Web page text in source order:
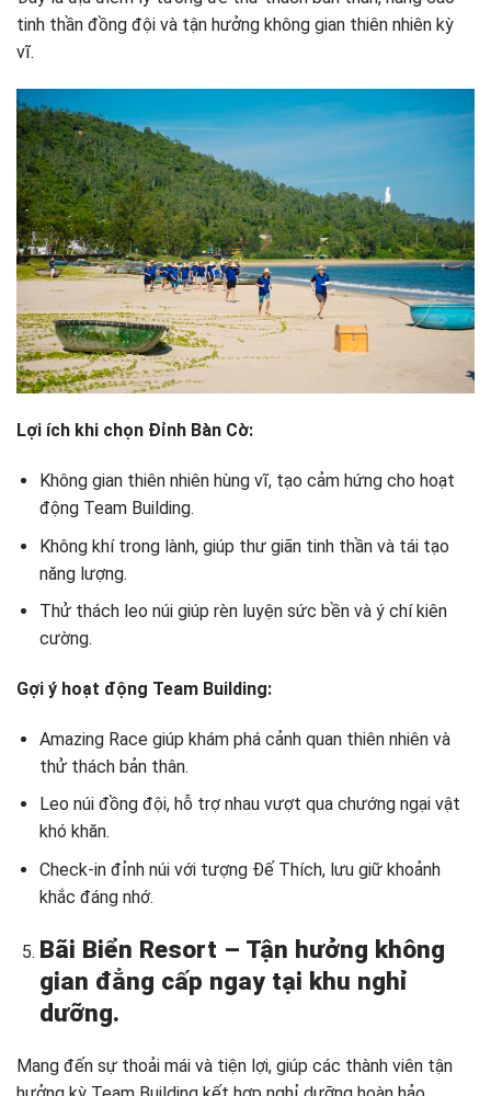
tinh thần đồng đội và tận hưởng không gian thiên nhiên kỳ
vĩ.
Lợi ích khi chọn Đỉnh Bàn Cờ:
Không gian thiên nhiên hùng vĩ, tạo cảm hứng cho hoạt
động Team Building.
Không khí trong lành, giúp thư giãn tinh thần và tái tạo
năng lượng.
Thử thách leo núi giúp rèn luyện sức bền và ý chí kiên
cường.
Gợi ý hoạt động Team Building:
Amazing Race giúp khám phá cảnh quan thiên nhiên và
thử thách bản thân.
Leo núi đồng đội, hỗ trợ nhau vượt qua chướng ngại vật
khó khăn.
Check-in đỉnh núi với tượng Đế Thích, lưu giữ khoảnh
khắc đáng nhớ.
Bãi Biển Resort – Tận hưởng không
gian đẳng cấp ngay tại khu nghỉ
dưỡng.
Mang đến sự thoải mái và tiện lợi, giúp các thành viên tận